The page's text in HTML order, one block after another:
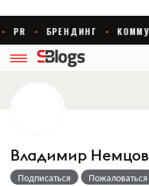
Владимир Немцов
Подписаться Пожаловаться